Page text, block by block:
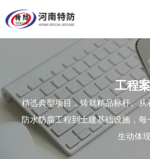
工程
精选典型项目，铸就精品标杆。
防水防腐工程到土建基础设施，
生动体现